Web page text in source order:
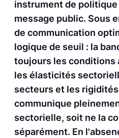
instrument de
message public. Sous
de communication
logique de seuil : la
toujours les conditions
les élasticités
secteurs et les
communique
sectorielle, soit ne la
séparément. En